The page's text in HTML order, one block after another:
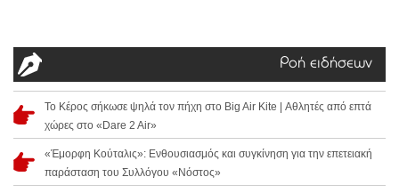
Ροή ειδήσεων
Το Κέρος σήκωσε ψηλά τον πήχη στο Big Air Kite | Αθλητές από επτά
χώρες στο «Dare 2 Air»
«Έμορφη Κούταλις»: Ενθουσιασμός και συγκίνηση για την επετειακή
παράσταση του Συλλόγου «Νόστος»